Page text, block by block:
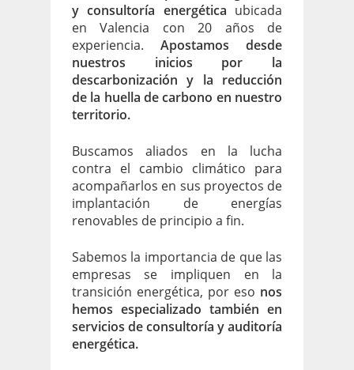
y consultoría energética ubicada
en Valencia con 20 años de
experiencia. Apostamos desde
nuestros inicios por la
descarbonización y la reducción
de la huella de carbono en nuestro
territorio.
Buscamos aliados en la lucha
contra el cambio climático para
acompañarlos en sus proyectos de
implantación de energías
renovables de principio a fin.
Sabemos la importancia de que las
empresas se impliquen en la
transición energética, por eso nos
hemos especializado también en
servicios de consultoría y auditoría
energética.